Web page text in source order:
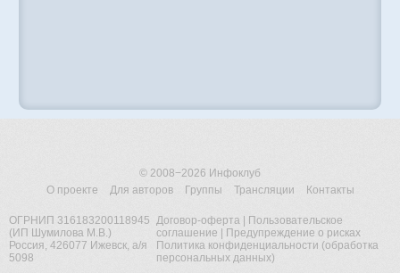
© 2008−2026 Инфоклуб
О проекте
Для авторов Группы Трансляции Контакты
ОГРНИП 316183200118945
(ИП Шумилова М.В.)
Россия, 426077 Ижевск, а/я
5098
Договор-оферта|
Пользовательское
соглашение
Предупреждение о рисках
Политика конфиденциальности (обработка
персональных данных)